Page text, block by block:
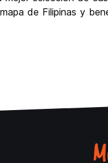
de Filipinas y